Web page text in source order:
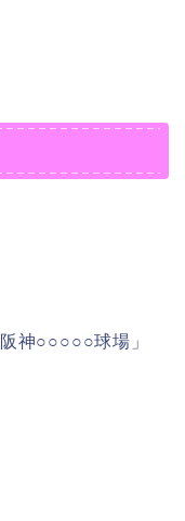
神○○○○○球場」